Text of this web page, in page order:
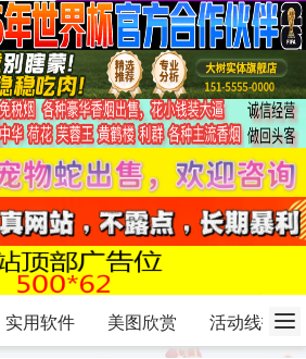
实用软件 美图欣赏 活动线报